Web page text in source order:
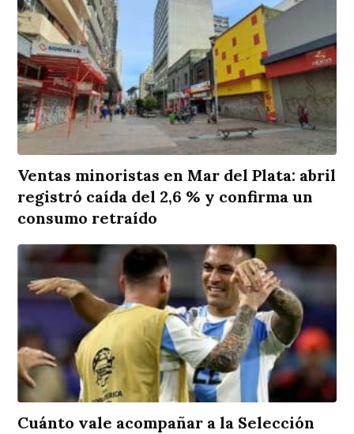
Ventas minoristas en Mar del Plata: abril
registró caída del 2,6 % y confirma un
consumo retraído
Cuánto vale acompañar a la Selección